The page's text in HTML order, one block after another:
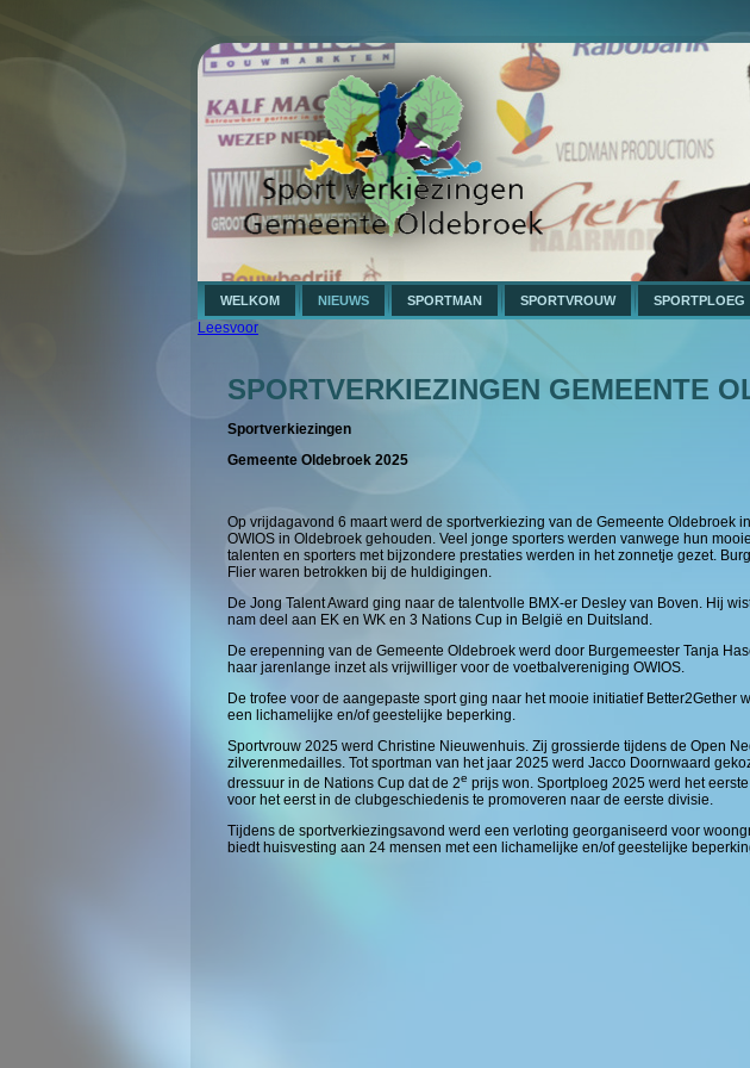
WELKOM NIEUWS SPORTMAN SPORTVROUW SPORTPLOEG
Leesvoor
SPORTVERKIEZINGEN GEMEENTE
Sportverkiezingen
Gemeente Oldebroek 2025
Op vrijdagavond 6 maart werd de sportverkiezing van de Gemeente Oldebroek
OWIOS in Oldebroek gehouden. Veel jonge sporters werden vanwege hun
talenten en sporters met bijzondere prestaties werden in het zonnetje gezet.
Flier waren betrokken bij de huldigingen.
De Jong Talent Award ging naar de talentvolle BMX-er Desley van Boven. Hij
nam deel aan EK en WK en 3 Nations Cup in België en Duitsland.
De erepenning van de Gemeente Oldebroek werd door Burgemeester Tanja
haar jarenlange inzet als vrijwilliger voor de voetbalvereniging OWIOS.
De trofee voor de aangepaste sport ging naar het mooie initiatief
een lichamelijke en/of geestelijke beperking.
Sportvrouw 2025 werd Christine Nieuwenhuis. Zij grossierde tijdens de Open
zilverenmedailles. Tot sportman van het jaar 2025 werd Jacco Doornwaard
dressuur in de Nations Cup dat de 2e prijs won. Sportploeg 2025 werd het
voor het eerst in de clubgeschiedenis te promoveren naar de eerste divisie.
Tijdens de sportverkiezingsavond werd een verloting georganiseerd voor
biedt huisvesting aan 24 mensen met een lichamelijke en/of geestelijke